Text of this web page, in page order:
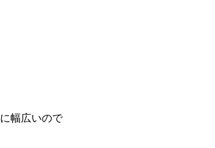
幅広いので